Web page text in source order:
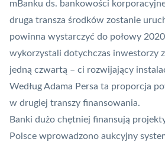
mBanku ds. bankowości
druga transza środków zostanie
powinna wystarczyć do połowy
wykorzystali dotychczas inwestorzy
jedną czwartą – ci rozwijający
Według Adama Persa ta proporcja
w drugiej transzy finansowania.
Banki dużo chętniej finansują
Polsce wprowadzono aukcyjny